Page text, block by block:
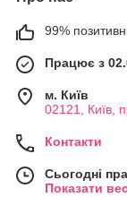
99%
Працює з
м. Київ
02121, Київ,
Контакти
Сьогодні
Показати